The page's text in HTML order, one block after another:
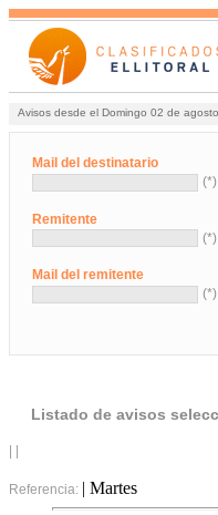
Avisos desde el Domingo 02 de
Mail del destinatario
(*)
Remitente
(*)
Mail del remitente
(*)
Listado de avisos
Referencia: | Martes